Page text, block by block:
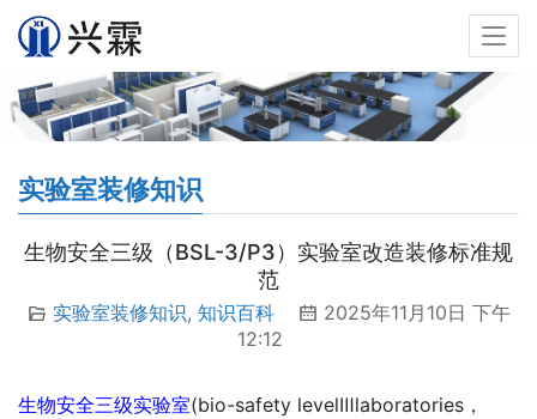
实验室装修知识
生物安全三级（BSL-3/P3）实验室改造装修标准规
范
实验室装修知识, 知识百科
2025年11月10日 下午
12:12
生物安全三级实验室(bio-safety levelⅢlaboratories，